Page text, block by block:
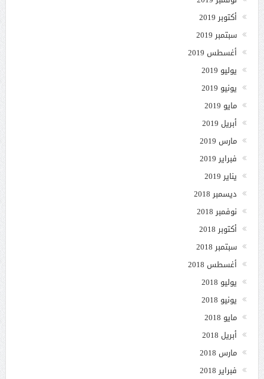
أكتوبر 2019
سبتمبر 2019
أغسطس 2019
يوليو 2019
يونيو 2019
مايو 2019
أبريل 2019
مارس 2019
فبراير 2019
يناير 2019
ديسمبر 2018
نوفمبر 2018
أكتوبر 2018
سبتمبر 2018
أغسطس 2018
يوليو 2018
يونيو 2018
مايو 2018
أبريل 2018
مارس 2018
فبراير 2018